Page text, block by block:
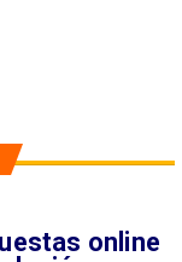
online